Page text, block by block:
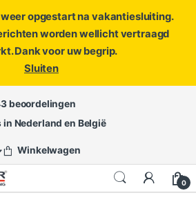
opgestart na vakantiesluiting.
worden wellicht vertraagd
Dank voor uw begrip.
Sluiten
ofopen een ticket
beoordelingen
Nederland en België
Winkelwagen
0